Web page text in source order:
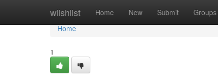
wiishlist Home New Submit Groups
Home
Home
1